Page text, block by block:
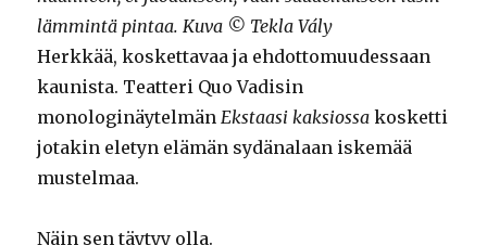
lämmintä pintaa. Kuva © Tekla Vály
Herkkää, koskettavaa ja ehdottomuudessaan
kaunista. Teatteri Quo Vadisin
monologinäytelmän Ekstaasi kaksiossa kosketti
jotakin eletyn elämän sydänalaan iskemää
mustelmaa.
Näin sen täytyy olla.